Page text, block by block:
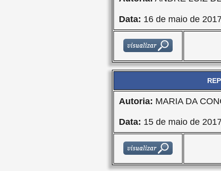
Data: 16 de maio de
Autoria: MARIA DA
Data: 15 de maio de